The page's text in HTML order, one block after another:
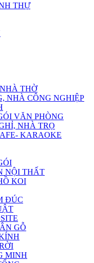
THỰ
THỜ
NHÀ CÔNG NGHIỆP
VĂN PHÒNG
NHÀ TRỌ
KARAOKE
NỘI THẤT
KOI
ĐÚC
GỖ
MINH